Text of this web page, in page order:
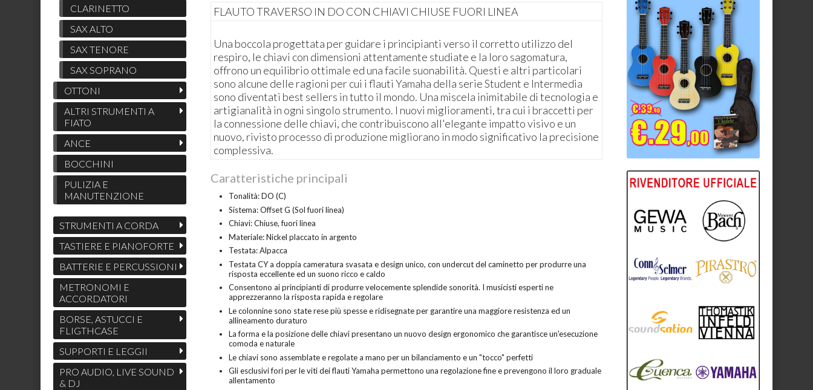
FLAUTO TRAVERSO IN DO CON CHIAVI CHIUSE FUORI LINEA
Una boccola progettata per guidare i principianti verso il corretto utilizzo del
respiro, le chiavi con dimensioni attentamente studiate e la loro sagomatura,
offrono un equilibrio ottimale ed una facile suonabilità. Questi e altri particolari
sono alcune delle ragioni per cui i flauti Yamaha della serie Student e Intermedia
sono diventati best sellers in tutto il mondo. Una miscela inimitabile di tecnologia e
artigianalità in ogni singolo strumento. I nuovi miglioramenti, tra cui i braccetti per
la connessione delle chiavi, che contribuiscono all'elegante impatto visivo e un
nuovo, rivisto processo di produzione migliorano in modo significativo la precisione
complessiva.
Caratteristiche principali
Tonalità: DO (C)
Sistema: Offset G (Sol fuori linea)
Chiavi: Chiuse, fuori linea
Materiale: Nickel placcato in argento
Testata: Alpacca
Testata CY a doppia cameratura svasata e design unico, con undercut del caminetto per produrre una
risposta eccellente ed un suono ricco e caldo
Consentono ai principianti di produrre velocemente splendide sonorità. I musicisti esperti ne
apprezzeranno la risposta rapida e regolare
Le colonnine sono state rese più spesse e ridisegnate per garantire una maggiore resistenza ed un
allineamento duraturo
La forma e la posizione delle chiavi presentano un nuovo design ergonomico che garantisce un'esecuzione
comoda e naturale
Le chiavi sono assemblate e regolate a mano per un bilanciamento e un "tocco" perfetti
Gli esclusivi fori per le viti dei flauti Yamaha permettono una regolazione fine e prevengono il loro graduale
allentamento
CLARINETTO
SAX ALTO
SAX TENORE
SAX SOPRANO
OTTONI
ALTRI STRUMENTI A
FIATO
ANCE
BOCCHINI
PULIZIA E
MANUTENZIONE
STRUMENTI A CORDA
TASTIERE E PIANOFORTE
BATTERIE E PERCUSSIONI
METRONOMI E
ACCORDATORI
BORSE, ASTUCCI E
FLIGTHCASE
SUPPORTI E LEGGII
PRO AUDIO, LIVE SOUND
& DJ